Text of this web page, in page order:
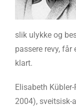
slik ulykke og
passere revy,
klart.
Elisabeth
2004), sveitsisk-